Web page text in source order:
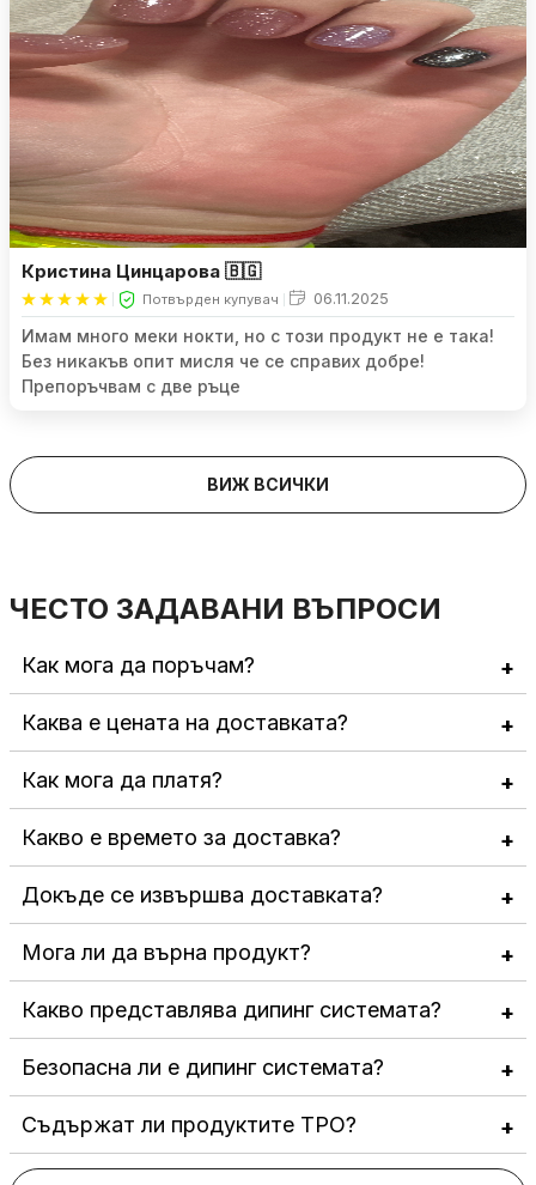
Кристина Цинцарова 🇧🇬
Потвърден купувач 06.11.2025
Имам много меки нокти, но с този продукт не е така!
Без никакъв опит мисля че се справих добре!
Препоръчвам с две ръце
ВИЖ ВСИЧКИ
ЧЕСТО ЗАДАВАНИ ВЪПРОСИ
Как мога да поръчам?
Каква е цената на доставката?
Как мога да платя?
Какво е времето за доставка?
Докъде се извършва доставката?
Мога ли да върна продукт?
Какво представлява дипинг системата?
Безопасна ли е дипинг системата?
Съдържат ли продуктите TPO?